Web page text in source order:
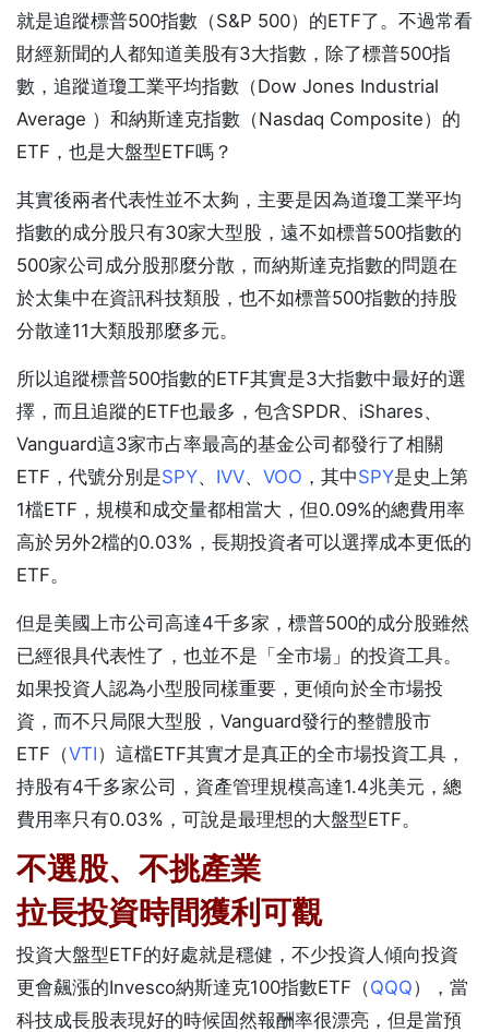
就是追蹤標普500指數（S&P 500）的ETF了。不過常看
財經新聞的人都知道美股有3大指數，除了標普500指
數，追蹤道瓊工業平均指數（Dow Jones Industrial
Average ）和納斯達克指數（Nasdaq Composite）的
ETF，也是大盤型ETF嗎？
其實後兩者代表性並不太夠，主要是因為道瓊工業平均
指數的成分股只有30家大型股，遠不如標普500指數的
500家公司成分股那麼分散，而納斯達克指數的問題在
於太集中在資訊科技類股，也不如標普500指數的持股
分散達11大類股那麼多元。
所以追蹤標普500指數的ETF其實是3大指數中最好的選
擇，而且追蹤的ETF也最多，包含SPDR、iShares、
Vanguard這3家市占率最高的基金公司都發行了相關
ETF，代號分別是SPY、 IVV、 VOO ，其中SPY是史上第
1檔ETF，規模和成交量都相當大，但0.09%的總費用率
高於另外2檔的0.03%，長期投資者可以選擇成本更低的
ETF。
但是美國上市公司高達4千多家，標普500的成分股雖然
已經很具代表性了，也並不是「全市場」的投資工具。
如果投資人認為小型股同樣重要，更傾向於全市場投
資，而不只局限大型股，Vanguard發行的整體股市
ETF（VTI）這檔ETF其實才是真正的全市場投資工具，
持股有4千多家公司，資產管理規模高達1.4兆美元，總
費用率只有0.03%，可說是最理想的大盤型ETF。
不選股、不挑產業
拉長投資時間獲利可觀
投資大盤型ETF的好處就是穩健，不少投資人傾向投資
更會飆漲的Invesco納斯達克100指數ETF（QQQ），當
科技成長股表現好的時候固然報酬率很漂亮，但是當預